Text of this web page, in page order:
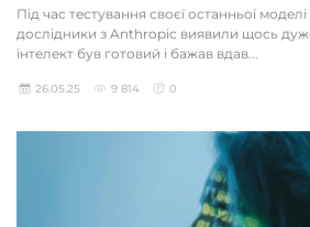
Під час тестування своєї останньої
дослідники з Anthropic виявили щось
інтелект був готовий і бажав вдав...
26.05.25 9 814 0